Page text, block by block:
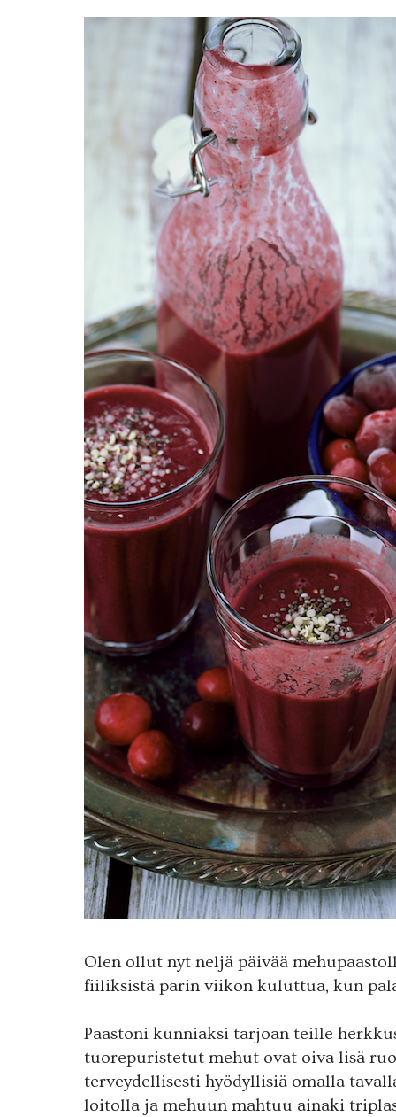
Olen ollut nyt neljä päivää
fiiliksistä parin viikon kuluttua, kun
Paastoni kunniaksi tarjoan teille
tuorepuristetut mehut ovat oiva lisä
terveydellisesti hyödyllisiä omalla
loitolla ja mehuun mahtuu ainaki